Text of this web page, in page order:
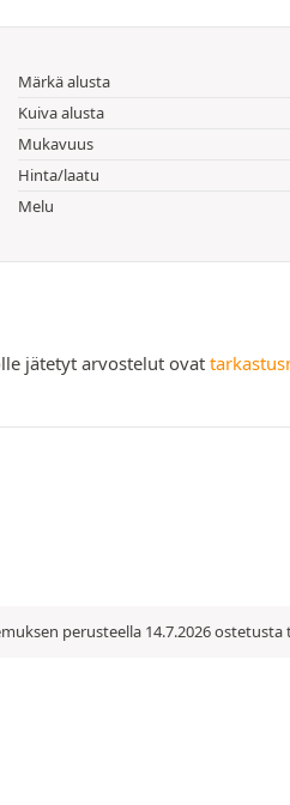
Märkä alusta
Kuiva alusta
Mukavuus
Hinta/laatu
Melu
jätetyt arvostelut ovat
perusteella 14.7.2026 ostetusta